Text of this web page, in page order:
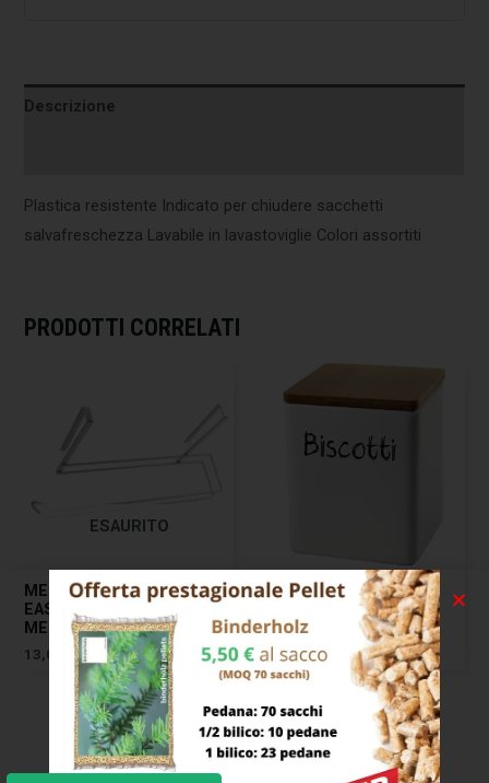
Descrizione
Plastica resistente Indicato per chiudere sacchetti
salvafreschezza Lavabile in lavastoviglie Colori assortiti
PRODOTTI CORRELATI
ESAURITO
MENSOLA POLYTHERM
EASY ROLL 35×18 H 10
METALTEX
13,00
BARATTOLO CERAMICA
BISCOT. 13×13 H 17
BELLINTAVOLA
20,00€